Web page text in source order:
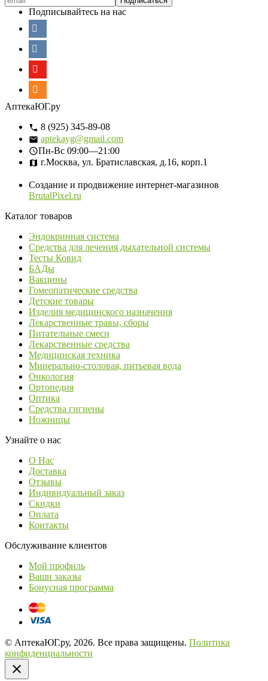
Подписывайтесь на нас
АптекаЮГ.ру
8 (925) 345-89-08
aptekayg@gmail.com
Пн-Вс 09:00—21:00
г.Москва, ул. Братиславская, д.16, корп.1
Создание и продвижение интернет-магазинов
BrutalPixel.ru
Каталог товаров
Эндокринная система
Средства для лечения дыхательной системы
Тесты Ковид
БАДы
Вакцины
Гомеопатические средства
Детские товары
Изделия медицинского назначения
Лекарственные травы, сборы
Питательные смеси
Лекарственные средства
Медицинская техника
Минерально-столовая, питьевая вода
Онкология
Ортопедия
Оптика
Средства гигиены
Ножницы
Узнайте о нас
О Нас
Доставка
Отзывы
Индивидуальный заказ
Скидки
Оплата
Контакты
Обслуживание клиентов
Мой профиль
Ваши заказы
Бонусная программа
© АптекаЮГ.ру, 2026. Все права защищены. Политика
конфиденциальности